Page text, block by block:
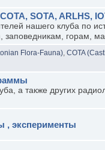
SOTA, ARLHS,
нашего клуба по
заповедникам, горам,
Flora-Fauna) COTA
а также других
, эксперименты